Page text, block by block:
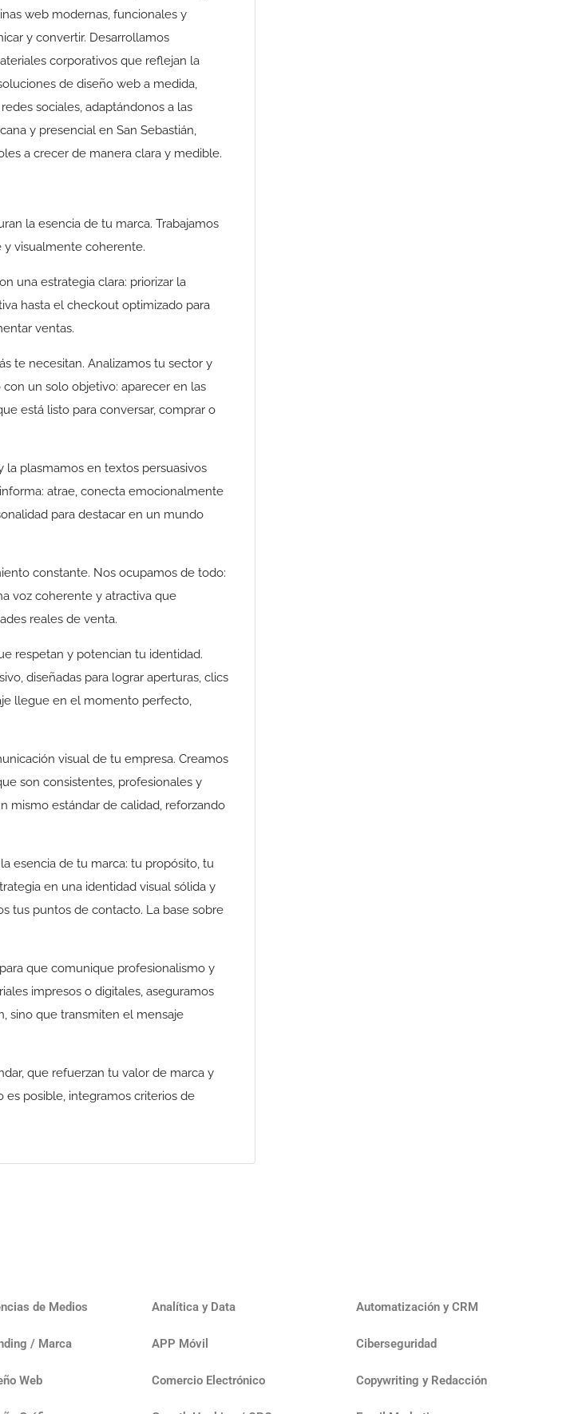
web modernas, funcionales y
y convertir. Desarrollamos
corporativos que reflejan la
de diseño web a medida,
sociales, adaptándonos a las
y presencial en San Sebastián,
a crecer de manera clara y medible.
la esencia de tu marca. Trabajamos
y visualmente coherente.
una estrategia clara: priorizar la
hasta el checkout optimizado para
ventas.
te necesitan. Analizamos tu sector y
un solo objetivo: aparecer en las
está listo para conversar, comprar o
la plasmamos en textos persuasivos
atrae, conecta emocionalmente
para destacar en un mundo
constante. Nos ocupamos de todo:
voz coherente y atractiva que
reales de venta.
respetan y potencian tu identidad.
diseñadas para lograr aperturas, clics
llegue en el momento perfecto,
visual de tu empresa. Creamos
son consistentes, profesionales y
mismo estándar de calidad, reforzando
esencia de tu marca: tu propósito, tu
en una identidad visual sólida y
tus puntos de contacto. La base sobre
que comunique profesionalismo y
impresos o digitales, aseguramos
sino que transmiten el mensaje
que refuerzan tu valor de marca y
es posible, integramos criterios de
de Medios
/ Marca
Web
Analítica y Data
APP Móvil
Comercio Electrónico
Automatización y CRM
Ciberseguridad
Copywriting y Redacción